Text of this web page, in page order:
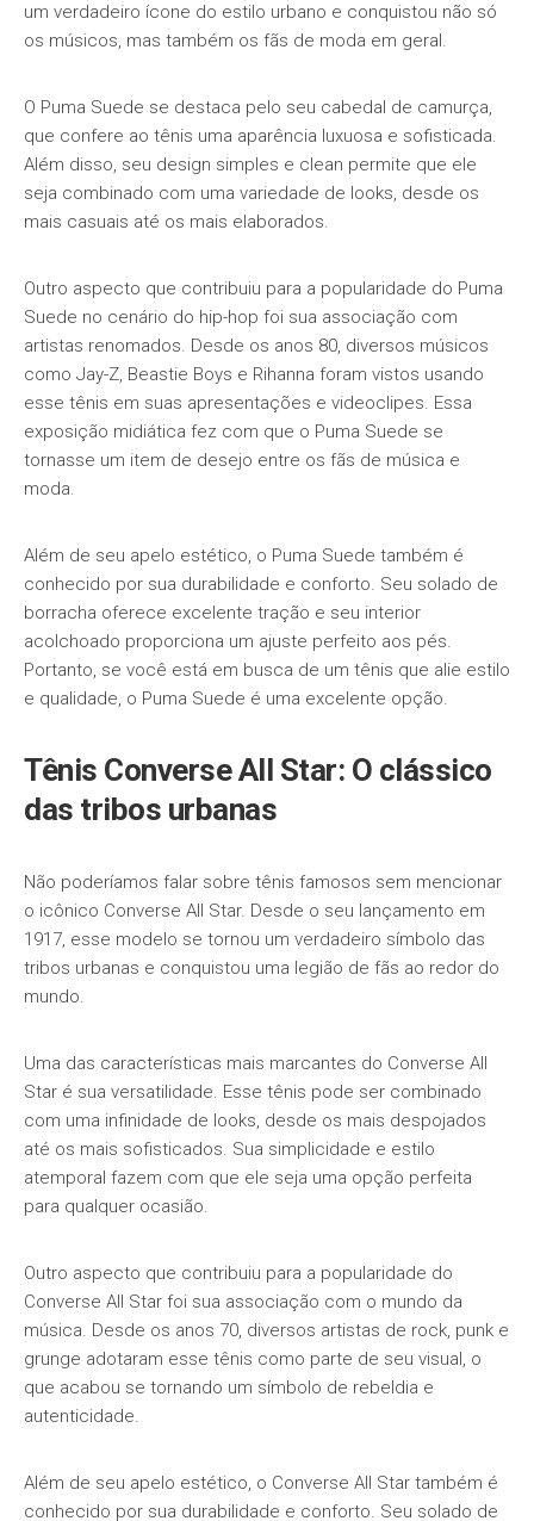
um verdadeiro ícone do estilo urbano e conquistou não só
os músicos, mas também os fãs de moda em geral.
O Puma Suede se destaca pelo seu cabedal de camurça,
que confere ao tênis uma aparência luxuosa e sofisticada.
Além disso, seu design simples e clean permite que ele
seja combinado com uma variedade de looks, desde os
mais casuais até os mais elaborados.
Outro aspecto que contribuiu para a popularidade do Puma
Suede no cenário do hip-hop foi sua associação com
artistas renomados. Desde os anos 80, diversos músicos
como Jay-Z, Beastie Boys e Rihanna foram vistos usando
esse tênis em suas apresentações e videoclipes. Essa
exposição midiática fez com que o Puma Suede se
tornasse um item de desejo entre os fãs de música e
moda.
Além de seu apelo estético, o Puma Suede também é
conhecido por sua durabilidade e conforto. Seu solado de
borracha oferece excelente tração e seu interior
acolchoado proporciona um ajuste perfeito aos pés.
Portanto, se você está em busca de um tênis que alie estilo
e qualidade, o Puma Suede é uma excelente opção.
Tênis Converse All Star: O clássico
das tribos urbanas
Não poderíamos falar sobre tênis famosos sem mencionar
o icônico Converse All Star. Desde o seu lançamento em
1917, esse modelo se tornou um verdadeiro símbolo das
tribos urbanas e conquistou uma legião de fãs ao redor do
mundo.
Uma das características mais marcantes do Converse All
Star é sua versatilidade. Esse tênis pode ser combinado
com uma infinidade de looks, desde os mais despojados
até os mais sofisticados. Sua simplicidade e estilo
atemporal fazem com que ele seja uma opção perfeita
para qualquer ocasião.
Outro aspecto que contribuiu para a popularidade do
Converse All Star foi sua associação com o mundo da
música. Desde os anos 70, diversos artistas de rock, punk e
grunge adotaram esse tênis como parte de seu visual, o
que acabou se tornando um símbolo de rebeldia e
autenticidade.
Além de seu apelo estético, o Converse All Star também é
conhecido por sua durabilidade e conforto. Seu solado de